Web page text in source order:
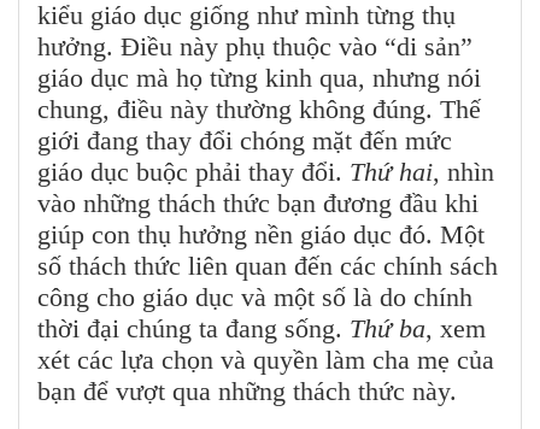
kiểu giáo dục giống như mình từng thụ
hưởng. Điều này phụ thuộc vào “di sản”
giáo dục mà họ từng kinh qua, nhưng nói
chung, điều này thường không đúng. Thế
giới đang thay đổi chóng mặt đến mức
giáo dục buộc phải thay đổi. Thứ hai, nhìn
vào những thách thức bạn đương đầu khi
giúp con thụ hưởng nền giáo dục đó. Một
số thách thức liên quan đến các chính sách
công cho giáo dục và một số là do chính
thời đại chúng ta đang sống. Thứ ba, xem
xét các lựa chọn và quyền làm cha mẹ của
bạn để vượt qua những thách thức này.